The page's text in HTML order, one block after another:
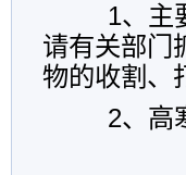
1、主
请有关部门
物的收割、
2、高